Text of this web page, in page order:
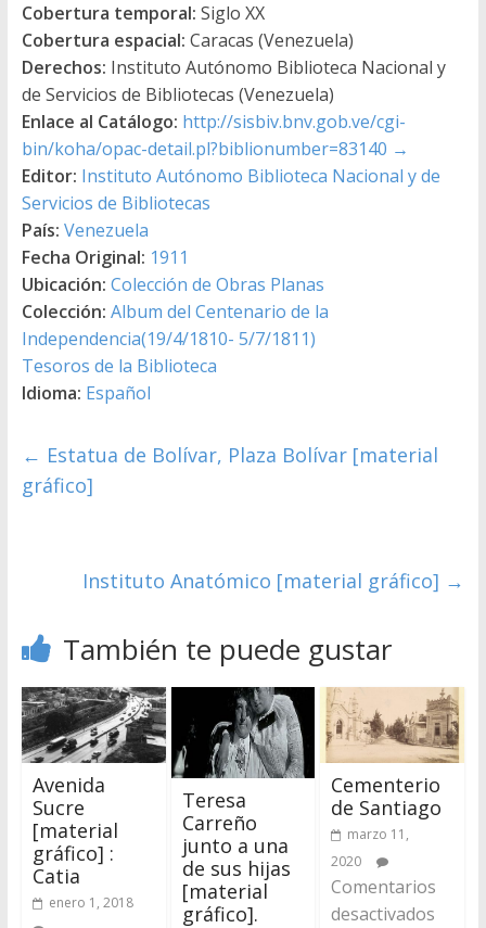
Cobertura temporal: Siglo XX
Cobertura espacial: Caracas (Venezuela)
Derechos: Instituto Autónomo Biblioteca Nacional y
de Servicios de Bibliotecas (Venezuela)
Enlace al Catálogo: http://sisbiv.bnv.gob.ve/cgi-
bin/koha/opac-detail.pl?biblionumber=83140 →
Editor: Instituto Autónomo Biblioteca Nacional y de
Servicios de Bibliotecas
País: Venezuela
Fecha Original: 1911
Ubicación: Colección de Obras Planas
Colección: Album del Centenario de la
Independencia(19/4/1810- 5/7/1811)
Tesoros de la Biblioteca
Idioma: Español
← Estatua de Bolívar, Plaza Bolívar [material
gráfico]
Instituto Anatómico [material gráfico] →
También te puede gustar
Avenida
Sucre
[material
gráfico] :
Catia
enero 1, 2018
Teresa
Carreño
junto a una
de sus hijas
[material
gráfico].
Cementerio
de Santiago
marzo 11,
2020
Comentarios
desactivados